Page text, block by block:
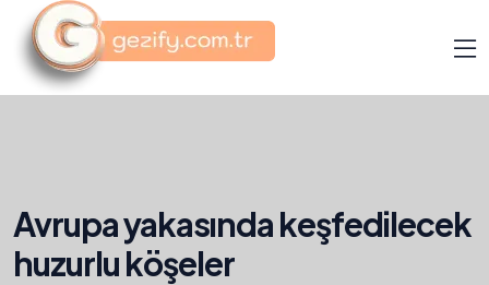
Avrupa yakasında keşfedilecek
huzurlu köşeler